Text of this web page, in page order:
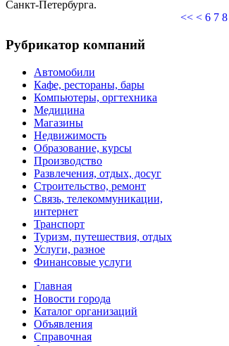
Санкт-Петербурга.
<< < 6 7 8
Рубрикатор компаний
Автомобили
Кафе, рестораны, бары
Компьютеры, оргтехника
Медицина
Магазины
Недвижимость
Образование, курсы
Производство
Развлечения, отдых, досуг
Строительство, ремонт
Связь, телекоммуникации,
интернет
Транспорт
Туризм, путешествия, отдых
Услуги, разное
Финансовые услуги
Главная
Новости города
Каталог организаций
Объявления
Справочная